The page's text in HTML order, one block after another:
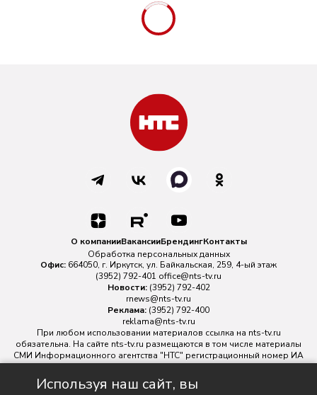
Используя наш сайт, вы
О компанииВакансииБрендингКонтакты
Обработка персональных данных
Офис: 664050, г. Иркутск, ул. Байкальская, 259, 4-ый этаж
(3952) 792-401 office@nts-tv.ru
Новости: (3952) 792-402
rnews@nts-tv.ru
Реклама: (3952) 792-400
reklama@nts-tv.ru
При любом использовании материалов ссылка на nts-tv.ru
обязательна. На сайте nts-tv.ru размещаются в том числе материалы
СМИ Информационного агентства "НТС" регистрационный номер ИА
№ ФС 77 - 88763 зарегистрировано Федеральной службой по
надзору в сфере связи, информационных технологий и массовых
коммуникаций.